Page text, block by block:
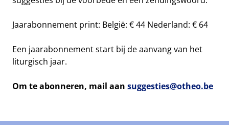
Jaarabonnement print: België: € 44 Nederland: € 64
Een jaarabonnement start bij de aanvang van het
liturgisch jaar.
Om te abonneren, mail aan suggesties@otheo.be